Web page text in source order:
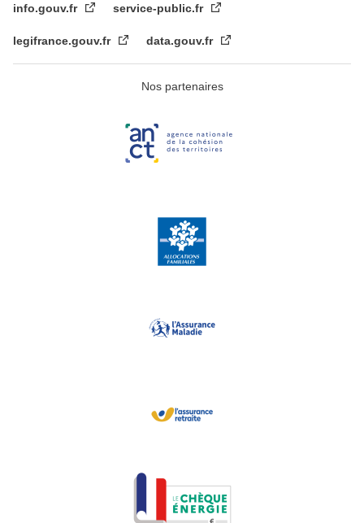
info.gouv.fr service-public.fr
legifrance.gouv.fr data.gouv.fr
Nos partenaires